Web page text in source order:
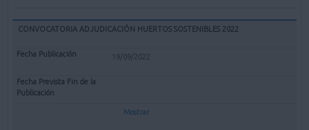
CONVOCATORIA ADJUDICACIÓN HUERTOS SOSTENIBLES 2022
19/09/2022
Mostrar